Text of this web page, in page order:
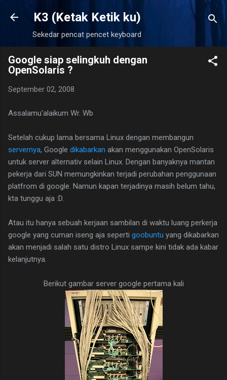
Langsung ke konten utama
K3 (Ketak Ketik ku)
Sekedar pencat pencet keyboard
Google siap selingkuh dengan
OpenSolaris ?
September 02, 2008
Assalamu'alaikum Wr. Wb
Setelah cukup lama bersama Linux dengan membangun
servernya, Google dikabarkan akan menggunakan OpenSolaris
untuk server alternativ selain Linux. Dengan banyaknya mantan
pekerja dari SUN memungkinkan terjadi perubahan penggunaan
platfrom di google. Namun kapan terjadinya masih belum tahu,
kta tunggu aja :D.
Atau itu hanya sebuah kerjaan sambilan di waktu luang perkerja
google yang cuman iseng aja seperti goobuntu yang dikabarkan
akan menjadi salah satu distro Linux sampe kini tidak ada kabar
kelanjutnya.
Berikut gambar server google pertama kali